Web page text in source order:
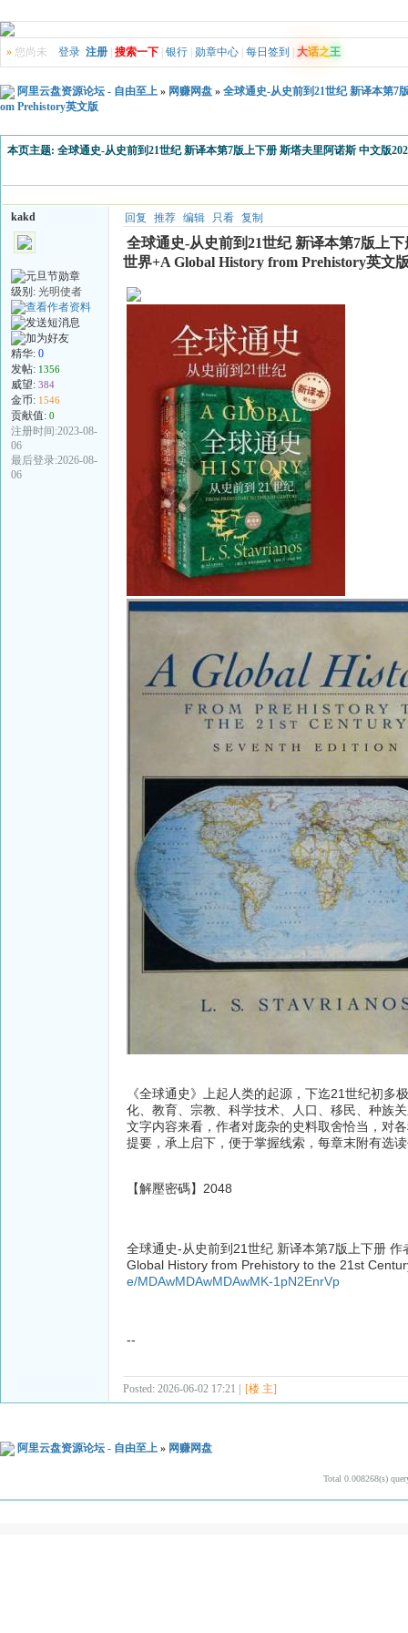
» 您尚未 登录 注册 搜索一下 银行 勋章中心 每日签到 大话之王
阿里云盘资源论坛 - 自由至上 » 网赚网盘 » 全球通史-从史前到21世纪 新译本第7
om Prehistory英文版
本页主题: 全球通史-从史前到21世纪 新译本第7版上下册 斯塔夫里阿诺斯 中文版
kakd
级别: 光明使者
精华: 0
发帖: 1356
威望: 384
金币: 1546
贡献值: 0
注册时间:2023-08-
06
最后登录:2026-08-
06
回复 推荐 编辑 只看 复制
全球通史-从史前到21世纪 新译本第7版上
世界+A Global History from Prehistory英文
《全球通史》上起人类的起源，下迄21世纪初
化、教育、宗教、科学技术、人口、移民、种族
文字内容来看，作者对庞杂的史料取舍恰当，对
提要，承上启下，便于掌握线索，每章末附有选
【解壓密碼】2048
全球通史-从史前到21世纪 新译本第7版上下册
Global History from Prehistory to the 21st
e/MDAwMDAwMDAwMK-1pN2EnrVp
--
Posted: 2026-06-02 17:21 | [楼 主]
阿里云盘资源论坛 - 自由至上 » 网赚网盘
Total 0.008268(s)